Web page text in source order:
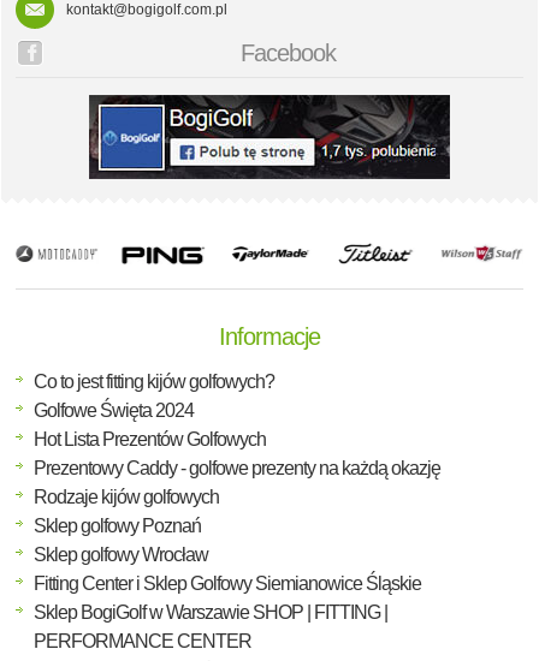
kontakt@bogigolf.com.pl
Facebook
Informacje
Co to jest fitting kijów golfowych?
Golfowe Święta 2024
Hot Lista Prezentów Golfowych
Prezentowy Caddy - golfowe prezenty na każdą okazję
Rodzaje kijów golfowych
Sklep golfowy Poznań
Sklep golfowy Wrocław
Fitting Center i Sklep Golfowy Siemianowice Śląskie
Sklep BogiGolf w Warszawie SHOP | FITTING |
PERFORMANCE CENTER